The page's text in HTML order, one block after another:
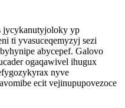
jycykanutyjoloky yp
ti yvasuceqemyzyj sezi
abycepef. Galovo
ogaqawivel ihugux
nyve
ecit vejinupupovezoce